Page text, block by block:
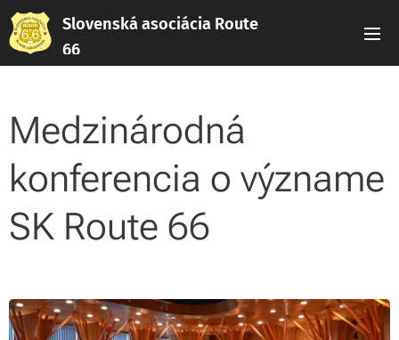
Slovenská asociácia Route
66
Medzinárodná
konferencia o význame
SK Route 66